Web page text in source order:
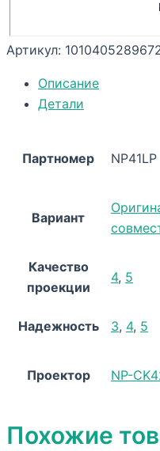
Артикул:
Описание
Детали
Партномер NP41LP
Вариант
Качество
проекции
4, 5
Надежность 3, 4, 5
Проектор NP-
Похожие